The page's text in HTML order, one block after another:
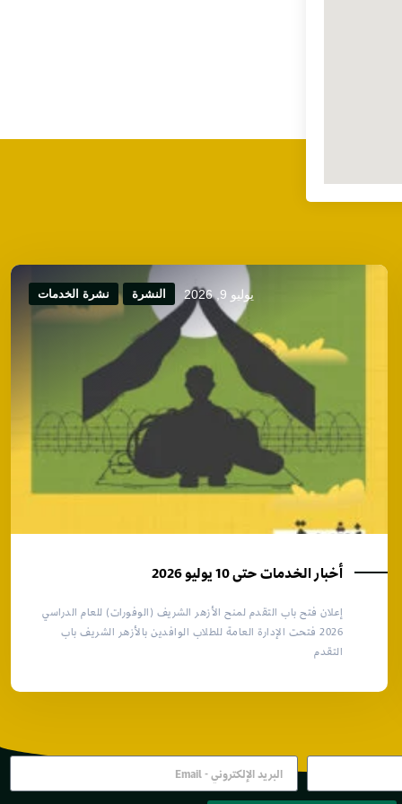
يوليو 9, 2026 النشرة نشرة الخدمات
أخبار الخدمات حتى 10 يوليو 2026
إعلان فتح باب التقدم لمنح الأزهر الشريف (الوفورات) للعام الدراسي
2026 فتحت الإدارة العامة للطلاب الوافدين بالأزهر الشريف باب
التقدم